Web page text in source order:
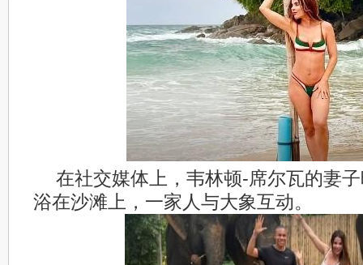
在社交媒体上，韦林顿-席尔瓦的妻
浴在沙滩上，一家人与大象互动。